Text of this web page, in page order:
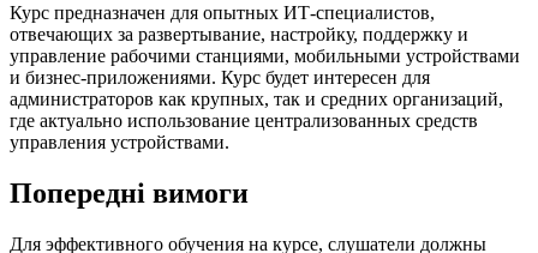
Курс предназначен для опытных ИТ-специалистов,
отвечающих за развертывание, настройку, поддержку и
управление рабочими станциями, мобильными устройствами
и бизнес-приложениями. Курс будет интересен для
администраторов как крупных, так и средних организаций,
где актуально использование централизованных средств
управления устройствами.
Попередні вимоги
Для эффективного обучения на курсе, слушатели должны